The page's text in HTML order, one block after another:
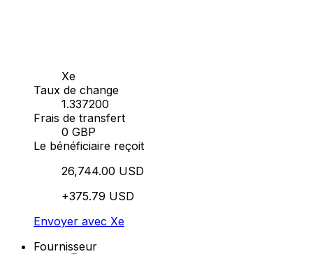
Xe
Taux de change
1.337200
Frais de transfert
0 GBP
Le bénéficiaire reçoit
26,744.00 USD
+375.79 USD
Envoyer avec Xe
Fournisseur